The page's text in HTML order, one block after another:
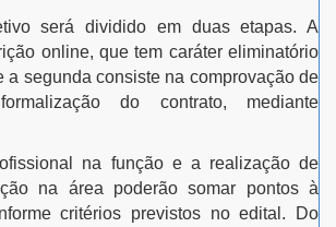
será dividido em duas etapas. A
online, que tem caráter eliminatório
a segunda consiste na comprovação de
do contrato, mediante
na função e a realização de
na área poderão somar pontos à
critérios previstos no edital. Do